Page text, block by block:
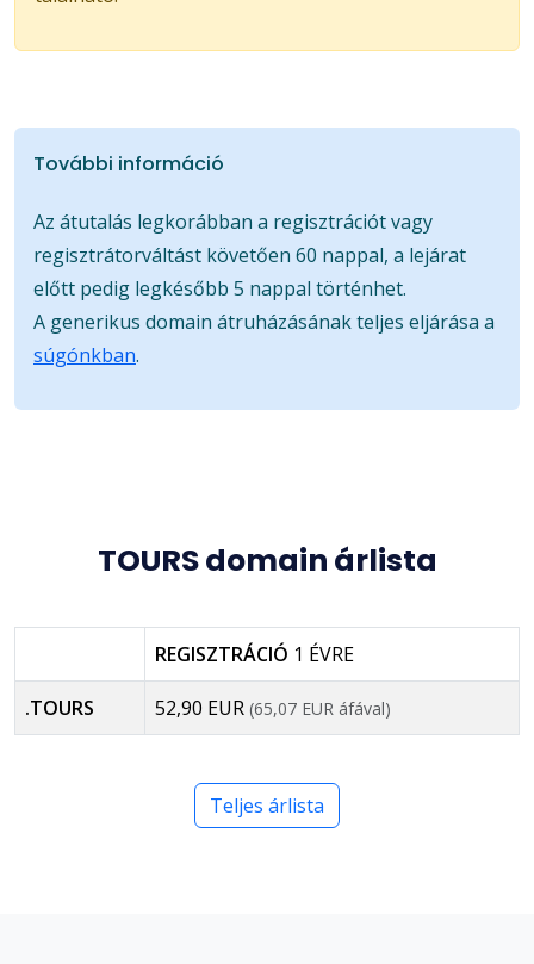
További információ
Az átutalás legkorábban a regisztrációt vagy
regisztrátorváltást követően 60 nappal, a lejárat
előtt pedig legkésőbb 5 nappal történhet.
A generikus domain átruházásának teljes eljárása a
súgónkban.
TOURS domain árlista
REGISZTRÁCIÓ 1 ÉVRE
.TOURS 52,90 EUR (65,07 EUR áfával)
Teljes árlista